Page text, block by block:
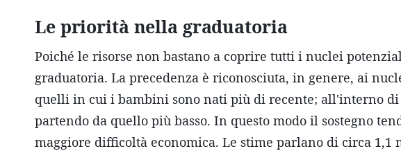
Le priorità nella graduatoria
Poiché le risorse non bastano a coprire tutti i nuclei
graduatoria. La precedenza è riconosciuta, in genere, ai
quelli in cui i bambini sono nati più di recente; all'interno di
partendo da quello più basso. In questo modo il sostegno
maggiore difficoltà economica. Le stime parlano di circa